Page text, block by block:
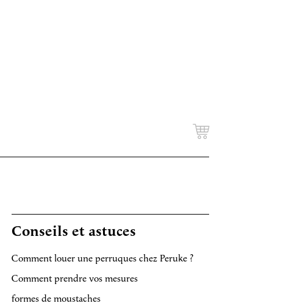
Conseils et astuces
Comment louer une perruques chez Peruke ?
Comment prendre vos mesures
formes de moustaches